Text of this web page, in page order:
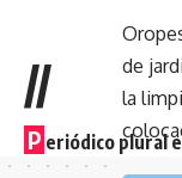
de
la
//
P eriódico plural